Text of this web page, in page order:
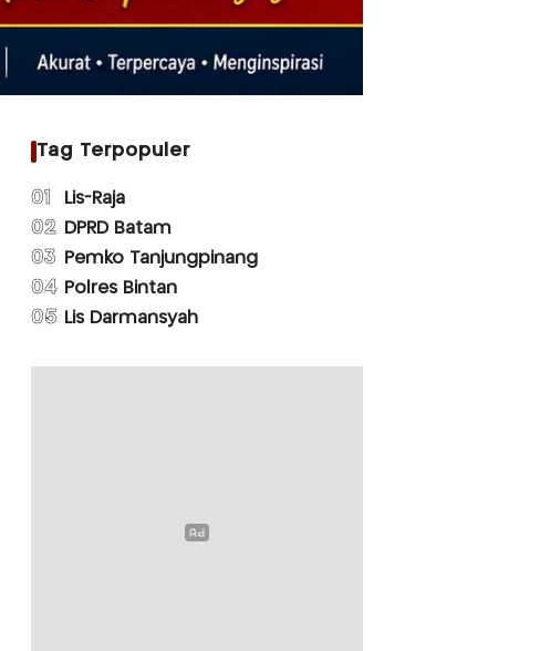
Tag Terpopuler
01 Lis-Raja
02 DPRD Batam
03 Pemko Tanjungpinang
04 Polres Bintan
05 Lis Darmansyah